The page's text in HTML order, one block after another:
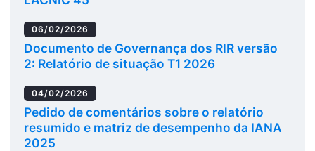
06/02/2026
Documento de Governança dos RIR versão
2: Relatório de situação T1 2026
04/02/2026
Pedido de comentários sobre o relatório
resumido e matriz de desempenho da IANA
2025